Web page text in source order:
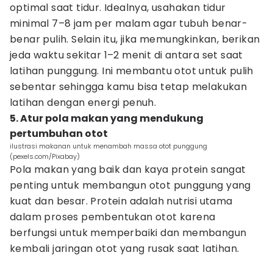
optimal saat tidur. Idealnya, usahakan tidur
minimal 7–8 jam per malam agar tubuh benar-
benar pulih. Selain itu, jika memungkinkan, berikan
jeda waktu sekitar 1–2 menit di antara set saat
latihan punggung. Ini membantu otot untuk pulih
sebentar sehingga kamu bisa tetap melakukan
latihan dengan energi penuh.
5. Atur pola makan yang mendukung
pertumbuhan otot
ilustrasi makanan untuk menambah massa otot punggung
(pexels.com/Pixabay)
Pola makan yang baik dan kaya protein sangat
penting untuk membangun otot punggung yang
kuat dan besar. Protein adalah nutrisi utama
dalam proses pembentukan otot karena
berfungsi untuk memperbaiki dan membangun
kembali jaringan otot yang rusak saat latihan.